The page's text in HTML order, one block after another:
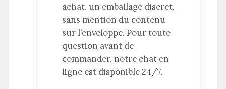
achat, un emballage discret,
sans mention du contenu
sur l’enveloppe. Pour toute
question avant de
commander, notre chat en
ligne est disponible 24/7.